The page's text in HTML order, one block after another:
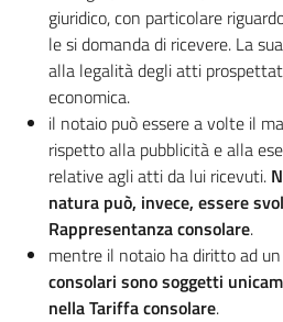
giuridico, con particolare
le si domanda di ricevere. La
alla legalità degli atti
economica.
il notaio può essere a volte il
rispetto alla pubblicità e alla
relative agli atti da lui ricevuti.
natura può, invece, essere
Rappresentanza consolare.
mentre il notaio ha diritto ad
consolari sono soggetti
nella Tariffa consolare.